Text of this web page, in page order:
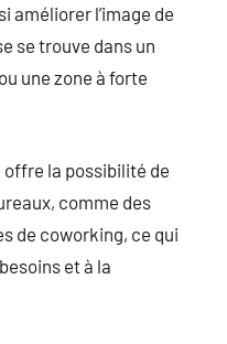
améliorer l’image de
se trouve dans un
une zone à forte
la possibilité de
comme des
de coworking, ce qui
et à la